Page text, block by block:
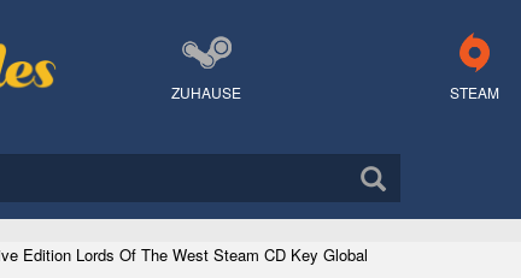
ZUHAUSE STEAM
Edition Lords Of The West Steam CD Key Global